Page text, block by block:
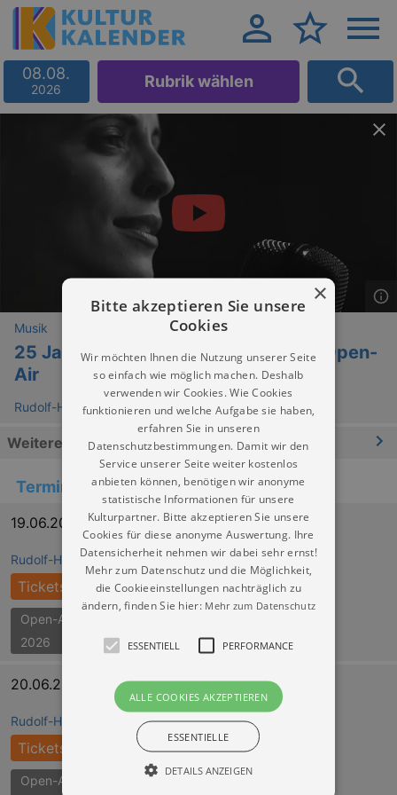
08.08.
2026 Rubrik wählen
Musik
25 Jahre Silbermond – Das Stadion-Open-
Air
Rudolf-Harbig-Stadion (Dynamo Stadion)
Weitere Informationen
Termine
19.06.2027 17:00
Rudolf-Harbig-Stadion (Dynamo Stadion)
Tickets
Open-Air-Konzerte Dresden
2026
20.06.2027 19:00
Rudolf-Harbig-Stadion (Dynamo Stadion)
Tickets
Open-Air-Konzerte Dresden
×
Bitte akzeptieren Sie unsere
Cookies
Wir möchten Ihnen die Nutzung unserer Seite
so einfach wie möglich machen. Deshalb
verwenden wir Cookies. Wie Cookies
funktionieren und welche Aufgabe sie haben,
erfahren Sie in unseren
Datenschutzbestimmungen. Damit wir den
Service unserer Seite weiter kostenlos
anbieten können, benötigen wir anonyme
statistische Informationen für unsere
Kulturpartner. Bitte akzeptieren Sie unsere
Cookies für diese anonyme Auswertung. Ihre
Datensicherheit nehmen wir dabei sehr ernst!
Mehr zum Datenschutz und die Möglichkeit,
die Cookieeinstellungen nachträglich zu
ändern, finden Sie hier: Mehr zum Datenschutz
ESSENTIELL PERFORMANCE
ALLE COOKIES AKZEPTIEREN
ESSENTIELLE
DETAILS ANZEIGEN